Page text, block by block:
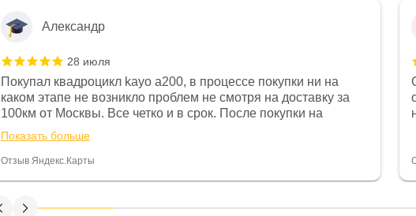
Александр
28 июля
Покупал квадроцикл kayo a200, в процессе покупки ни на
каком этапе не возникло проблем не смотря на доставку за
100км от Москвы. Все четко и в срок. После покупки на
спидометре всегда был 0, при этом представители магазина
постоянно были на связи и в итоге проблема была решена.
Считаю, что это говорит о небезразличии к клиенту после
Показать больше
Отзыв Яндекс.Карты